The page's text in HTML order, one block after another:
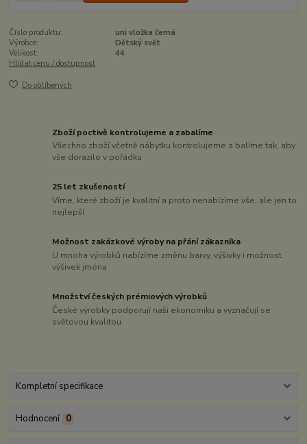
Číslo produktu:
uni vložka černá
Výrobce:
Dětský svět
Velikost:
44
Hlídat cenu / dostupnost
Do oblíbených
Zboží poctivě kontrolujeme a zabalíme
Všechno zboží včetně nábytku kontrolujeme a balíme tak, aby
vše dorazilo v pořádku
25 let zkušeností
Víme, které zboží je kvalitní a proto nenabízíme vše, ale jen to
nejlepší
Možnost zakázkové výroby na přání zákazníka
U mnoha výrobků nabízíme změnu barvy, výšivky i možnost
výšivek jména
Množství českých prémiových výrobků
České výrobky podporují naši ekonomiku a vyznačují se
světovou kvalitou
Kompletní specifikace
Hodnocení 0